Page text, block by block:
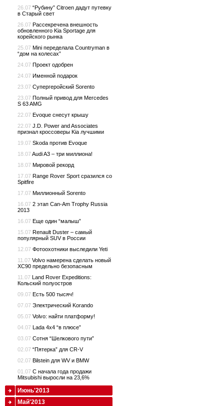
26.07 “Рубину” Citroen дадут путевку
в Старый свет
26.07 Рассекречена внешность
обновленного Kia Sportage для
корейского рынка
25.07 Mini переделала Countryman в
“дом на колесах”
24.07 Проект одобрен
24.07 Именной подарок
23.07 Супергеройский Sorento
23.07 Полный привод для Mercedes
S 63 AMG
22.07 Evoque снесут крышу
22.07 J.D. Power and Associates
признал кроссоверы Kia лучшими
19.07 Skoda против Evoque
18.07Audi A3 – три миллиона!
18.07 Мировой рекорд
17.07 Range Rover Sport сразился со
Spitfire
17.07 Миллионный Sorento
16.07 2 этап Can-Am Trophy Russia
2013
16.07 Еще один “малыш”
15.07 Renault Duster – самый
популярный SUV в России
12.07 Фотоохотники выследили Yeti
11.07 Volvo намерена сделать новый
XC90 предельно безопасным
11.07 Land Rover Expeditions:
Кольский полуостров
09.07 Есть 500 тысяч!
07.07 Электрический Korando
05.07 Volvo: найти платформу!
04.07 Lada 4x4 “в плюсе”
03.07 Сотня “Шелкового пути”
02.07 “Пятерка” для CR-V
02.07 Bilstein для WV и BMW
01.07 С начала года продажи
Mitsubishi выросли на 23,6%
Июнь'2013
Май'2013